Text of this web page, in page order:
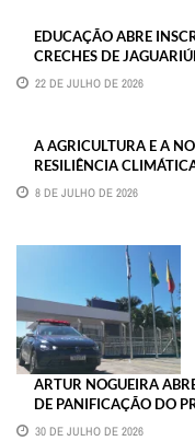
EDUCAÇÃO ABRE
CRECHES DE
22 DE JULHO DE 2026
A AGRICULTURA E A
RESILIÊNCIA
8 DE JULHO DE 2026
ARTUR NOGUEIRA
DE PANIFICAÇÃO DO
30 DE JULHO DE 2026